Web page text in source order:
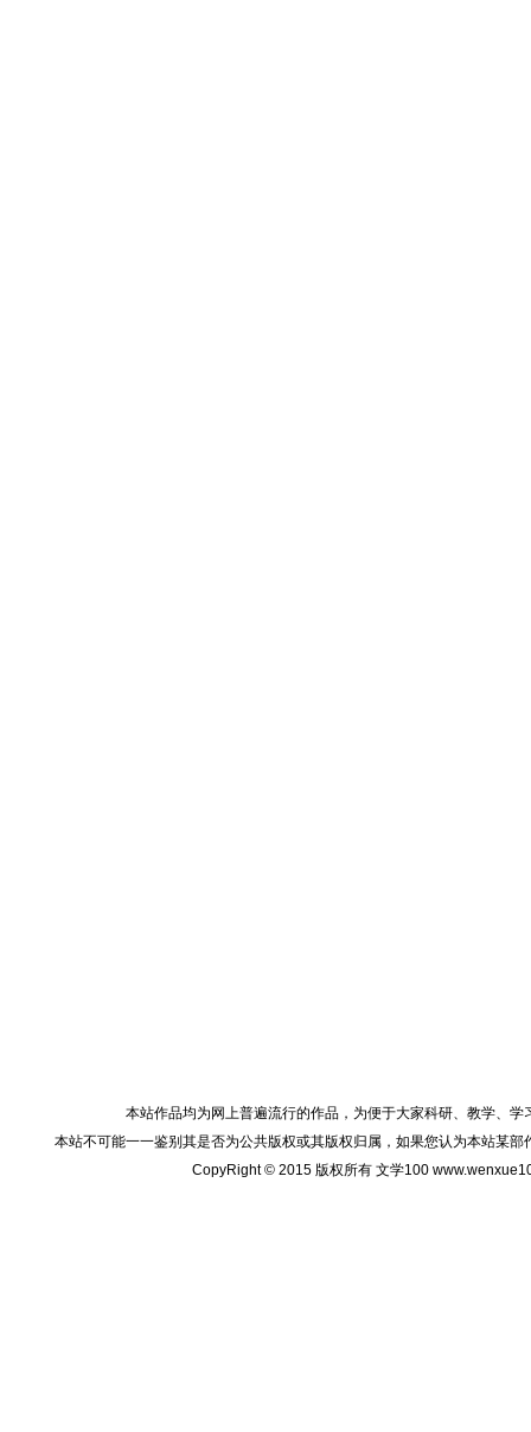
本站作品均为网上普遍流行的作品，为便于大家科研、教学、
本站不可能一一鉴别其是否为公共版权或其版权归属，如果您认为本站某
CopyRight © 2015 版权所有 文学100